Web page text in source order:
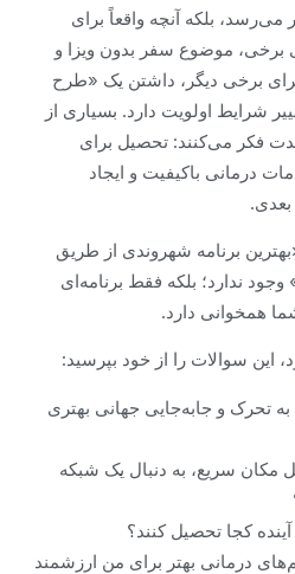
بلکه آنچه واقعاً برای
برخی، موضوع سفر بدون ویزا و
برخی دیگر، داشتن یک «طرح
شرایط اولویت دارد. بسیاری از
فکر می‌کنند: تحصیل برای
درمانی باکیفیت و ایجاد
برنامه شهروندی از طریق
در سال ۲۰۲۶» وجود ندارد؛ بلکه فقط برنامه‌ای
همخوانی دارد.
سوالات را از خود بپرسید:
به تحرک و جابه‌جایی جهانی بهتری
مکان سریع، به دنبال یک شبکه
کجا تحصیل کنند؟
درمانی بهتر برای من ارزشمند